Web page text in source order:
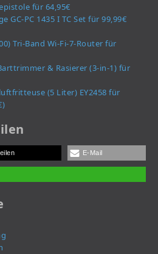
für 64,95€
GC-PC 1435 I TC Set für 99,99€
Tri-Band Wi-Fi-7-Router für
& Rasierer (3-in-1) für
(5 Liter) EY2458 für
E-Mail